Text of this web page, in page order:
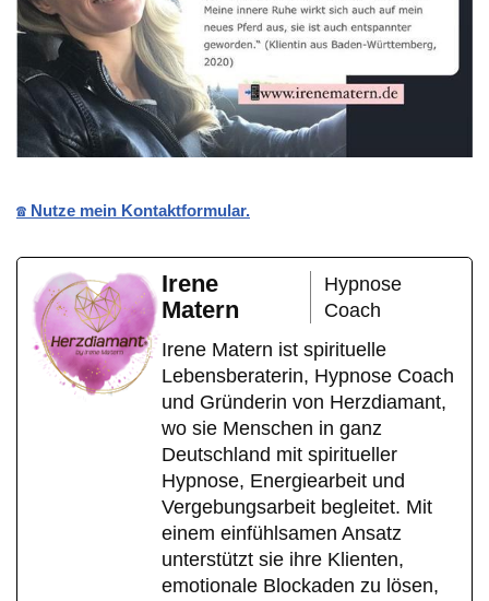
☎️ Nutze mein Kontaktformular.
Irene
Matern
Hypnose
Coach
Irene Matern ist spirituelle
Lebensberaterin, Hypnose Coach
und Gründerin von Herzdiamant,
wo sie Menschen in ganz
Deutschland mit spiritueller
Hypnose, Energiearbeit und
Vergebungsarbeit begleitet. Mit
einem einfühlsamen Ansatz
unterstützt sie ihre Klienten,
emotionale Blockaden zu lösen,